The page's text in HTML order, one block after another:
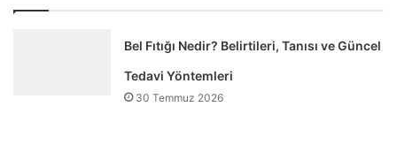
Bel Fıtığı Nedir? Belirtileri, Tanısı ve Güncel
Tedavi Yöntemleri
30 Temmuz 2026